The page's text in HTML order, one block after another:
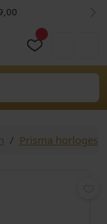
Prisma horloges